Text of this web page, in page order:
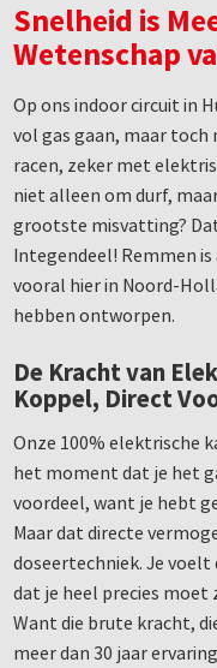
Snelheid is
Wetenschap
Op ons indoor circuit in
vol gas gaan, maar toch
racen, zeker met
niet alleen om durf,
grootste misvatting?
Integendeel! Remmen
vooral hier in Noord-
hebben ontworpen.
De Kracht van
Koppel, Direct
Onze 100% elektrische
het moment dat je het
voordeel, want je hebt
Maar dat directe
doseertechniek. Je
dat je heel precies moet
Want die brute kracht,
meer dan 30 jaar